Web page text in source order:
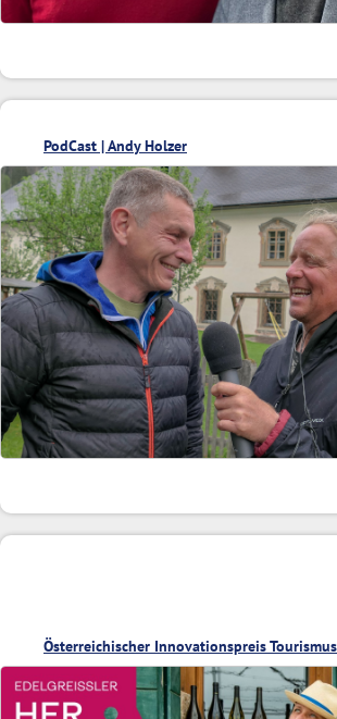
PodCast | Andy Holzer
Österreichischer Innovationspreis